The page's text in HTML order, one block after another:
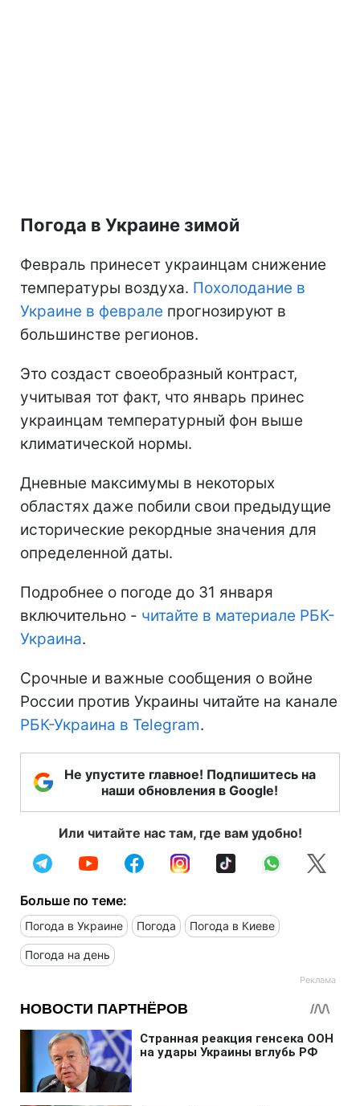
Погода в Украине зимой
Февраль принесет украинцам снижение
температуры воздуха. Похолодание в
Украине в феврале прогнозируют в
большинстве регионов.
Это создаст своеобразный контраст,
учитывая тот факт, что январь принес
украинцам температурный фон выше
климатической нормы.
Дневные максимумы в некоторых
областях даже побили свои предыдущие
исторические рекордные значения для
определенной даты.
Подробнее о погоде до 31 января
включительно - читайте в материале РБК-
Украина.
Срочные и важные сообщения о войне
России против Украины читайте на канале
РБК-Украина в Telegram.
Не упустите главное! Подпишитесь на
наши обновления в Google!
Или читайте нас там, где вам удобно!
Больше по теме:
Погода в Украине Погода Погода в Киеве
Погода на день